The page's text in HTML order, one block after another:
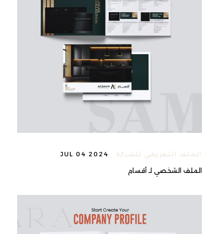
الملف التعريفي للشركة JUL 04 2024
الملف الشخصي لـ أقسام